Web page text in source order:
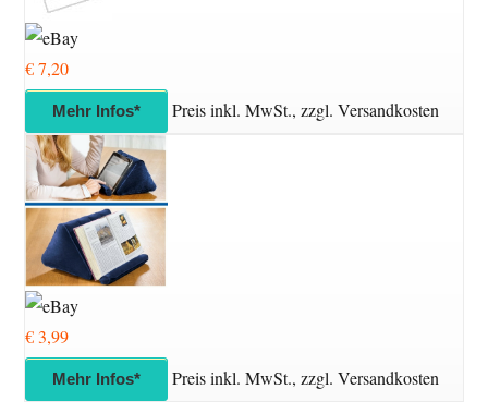
€ 7,20
Mehr Infos* Preis inkl. MwSt., zzgl. Versandkosten
€ 3,99
Mehr Infos* Preis inkl. MwSt., zzgl. Versandkosten